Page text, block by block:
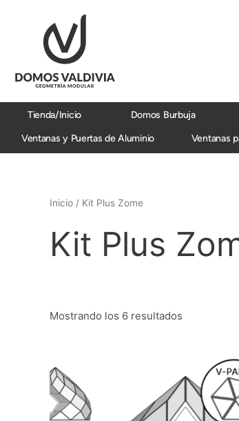
contenido
Tienda/Inicio Domos Burbuja
Ventanas y Puertas de Aluminio
Ventanas
Inicio / Kit Plus Zome
Kit Plus
Mostrando los 6 resultados